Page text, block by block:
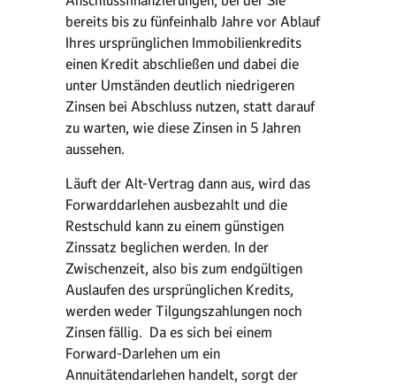
bereits bis zu fünfeinhalb Jahre vor Ablauf
Ihres ursprünglichen Immobilienkredits
einen Kredit abschließen und dabei die
unter Umständen deutlich niedrigeren
Zinsen bei Abschluss nutzen, statt darauf
zu warten, wie diese Zinsen in 5 Jahren
aussehen.
Läuft der Alt-Vertrag dann aus, wird das
Forwarddarlehen ausbezahlt und die
Restschuld kann zu einem günstigen
Zinssatz beglichen werden. In der
Zwischenzeit, also bis zum endgültigen
Auslaufen des ursprünglichen Kredits,
werden weder Tilgungszahlungen noch
Zinsen fällig. Da es sich bei einem
Forward-Darlehen um ein
Annuitätendarlehen handelt, sorgt der